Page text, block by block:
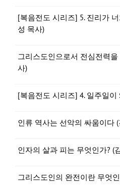
[복음전도 시리즈] 5. 진리가
성 목사)
그리스도인으로서 전심전력
사)
[복음전도 시리즈] 4. 일주일
인류 역사는 선악의 싸움이다
인자의 살과 피는 무엇인가? (
그리스도인의 완전이란 무엇